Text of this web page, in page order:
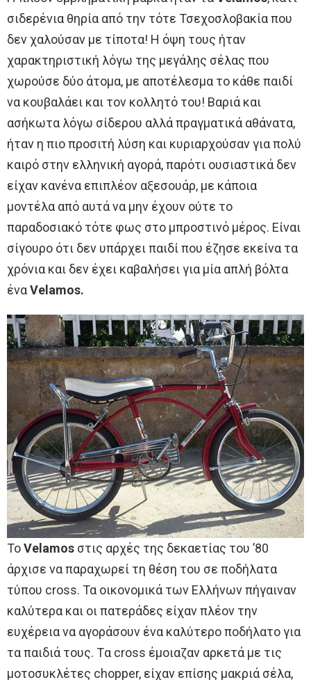
σιδερένια θηρία από την τότε Τσεχοσλοβακία που
δεν χαλούσαν με τίποτα! Η όψη τους ήταν
χαρακτηριστική λόγω της μεγάλης σέλας που
χωρούσε δύο άτομα, με αποτέλεσμα το κάθε παιδί
να κουβαλάει και τον κολλητό του! Βαριά και
ασήκωτα λόγω σίδερου αλλά πραγματικά αθάνατα,
ήταν η πιο προσιτή λύση και κυριαρχούσαν για πολύ
καιρό στην ελληνική αγορά, παρότι ουσιαστικά δεν
είχαν κανένα επιπλέον αξεσουάρ, με κάποια
μοντέλα από αυτά να μην έχουν ούτε το
παραδοσιακό τότε φως στο μπροστινό μέρος. Είναι
σίγουρο ότι δεν υπάρχει παιδί που έζησε εκείνα τα
χρόνια και δεν έχει καβαλήσει για μία απλή βόλτα
έναVelamos.
ΤοVelamos στις αρχές της δεκαετίας του ’80
άρχισε να παραχωρεί τη θέση του σε ποδήλατα
τύπου cross. Τα οικονομικά των Ελλήνων πήγαιναν
καλύτερα και οι πατεράδες είχαν πλέον την
ευχέρεια να αγοράσουν ένα καλύτερο ποδήλατο για
τα παιδιά τους. Tα cross έμοιαζαν αρκετά με τις
μοτοσυκλέτες chopper, είχαν επίσης μακριά σέλα,